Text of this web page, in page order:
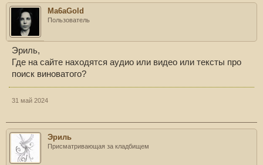
Ma6aGold
Пользователь
Эриль,
Где на сайте находятся аудио или видео или тексты про
поиск виноватого?
31 май 2024
Эриль
Присматривающая за кладбищем